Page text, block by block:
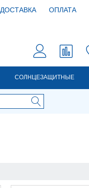
ДОСТАВКА ОПЛАТА
СОЛНЦЕЗАЩИТНЫЕ